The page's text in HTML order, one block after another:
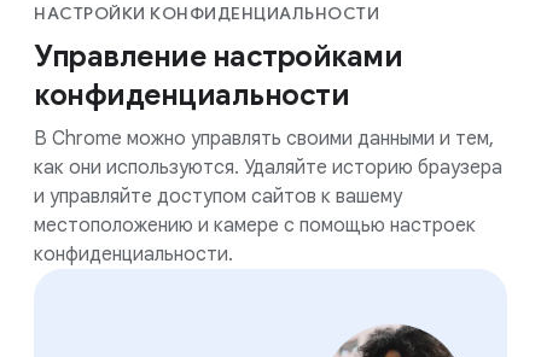
НАСТРОЙКИ КОНФИДЕНЦИАЛЬНОСТИ
Управление настройками
конфиденциаль­ности
В Chrome можно управлять своими данными и тем,
как они используются. Удаляйте историю браузера
и управляйте доступом сайтов к вашему
местоположению и камере с помощью настроек
конфиденциальности.